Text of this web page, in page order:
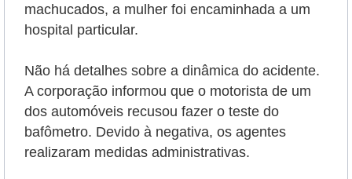
machucados, a mulher foi encaminhada a um
hospital particular.
Não há detalhes sobre a dinâmica do acidente.
A corporação informou que o motorista de um
dos automóveis recusou fazer o teste do
bafômetro. Devido à negativa, os agentes
realizaram medidas administrativas.